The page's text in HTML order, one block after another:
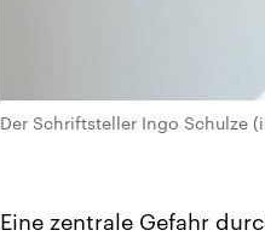
Der Schriftsteller Ingo Schulze
Eine zentrale Gefahr